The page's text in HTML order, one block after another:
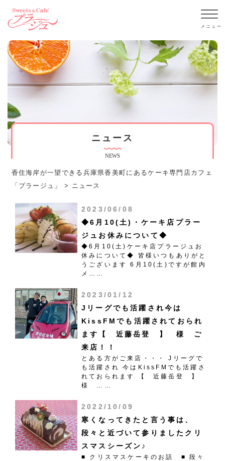
ニュース
NEWS
香住海岸が一望できる兵庫県香美町にあるケーキ専門店カフェ
「プラージュ」
> ニュース
2023/06/08
◆6月10(土)・ケーキ店プラー
ジュお休みについて◆
◆6月10(土)ケーキ店プラージュお
休みについて◆ 皆様いつもありがと
うございます 6月10(土)ですが館内
メ……
2023/01/12
Jリーグでも活躍され今は
KissFMでも活躍されておられ
ます【 近藤岳登 】 様 ご
来店！！
とある方がご来店・・・ Jリーグで
も活躍され 今はKissFMでも活躍さ
れておられます 【 近藤岳登 】
様 ……
2022/10/09
寒くなってきたと言う事は、
段々と近づいて参りましたクリ
スマスシーズン♪
■ クリスマスケーキのお話 ■ 段々